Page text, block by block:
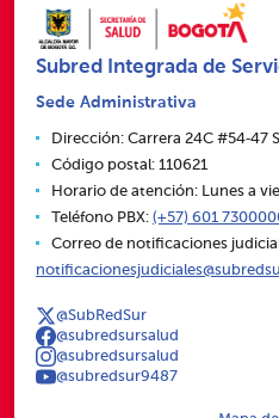
Subred Integrada de
Sede Administrativa
Dirección: Carrera 24C #54‑47
Código postal: 110621
Horario de atención: Lunes a
Teléfono PBX: (+57) 601
Correo de notificaciones
@SubRedSur
@subredsursalud
@subredsursalud
@subredsur9487